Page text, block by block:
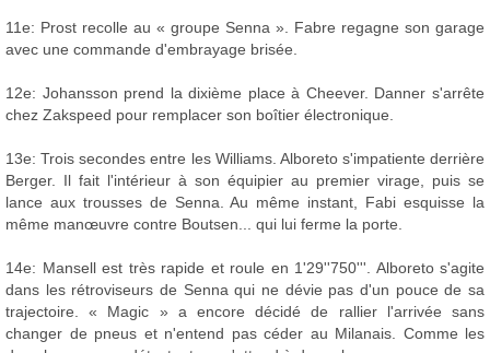
11e: Prost recolle au « groupe Senna ». Fabre regagne son garage
avec une commande d'embrayage brisée.
12e: Johansson prend la dixième place à Cheever. Danner s'arrête
chez Zakspeed pour remplacer son boîtier électronique.
13e: Trois secondes entre les Williams. Alboreto s'impatiente derrière
Berger. Il fait l'intérieur à son équipier au premier virage, puis se
lance aux trousses de Senna. Au même instant, Fabi esquisse la
même manœuvre contre Boutsen... qui lui ferme la porte.
14e: Mansell est très rapide et roule en 1'29''750'''. Alboreto s'agite
dans les rétroviseurs de Senna qui ne dévie pas d'un pouce de sa
trajectoire. « Magic » a encore décidé de rallier l'arrivée sans
changer de pneus et n'entend pas céder au Milanais. Comme les